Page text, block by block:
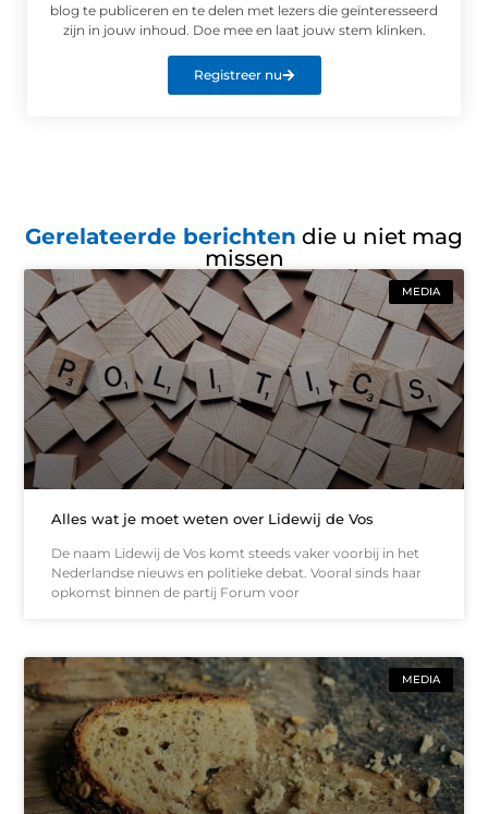
blog te publiceren en te delen met lezers die geïnteresseerd
zijn in jouw inhoud. Doe mee en laat jouw stem klinken.
Registreer nu
Gerelateerde berichten die u niet mag
missen
MEDIA
Alles wat je moet weten over Lidewij de Vos
De naam Lidewij de Vos komt steeds vaker voorbij in het
Nederlandse nieuws en politieke debat. Vooral sinds haar
opkomst binnen de partij Forum voor
MEDIA